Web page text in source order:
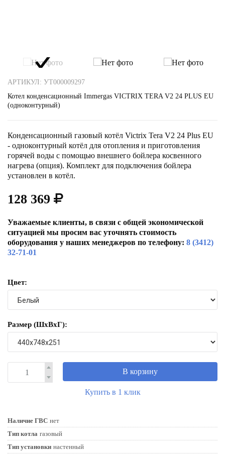
АРТИКУЛ: УТ000009297
Котел конденсационный Immergas VICTRIX TERA V2 24 PLUS EU
(одноконтурный)
Конденсационный газовый котёл Victrix Tera V2 24 Plus EU
- одноконтурный котёл для отопления и приготовления
горячей воды с помощью внешнего бойлера косвенного
нагрева (опция). Комплект для подключения бойлера
установлен в котёл.
128 369
Уважаемые клиенты, в связи с общей экономической
ситуацией мы просим вас уточнять стоимость
оборудования у наших менеджеров по телефону: 8 (3412)
32-71-01
Цвет:
Размер (ШxВxГ):
В корзину
Купить в 1 клик
Наличие ГВС нет
Тип котла газовый
Тип установки настенный